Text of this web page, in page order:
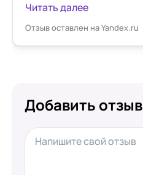
Читать далее
Отзыв оставлен на Yandex.ru
Добавить отзыв